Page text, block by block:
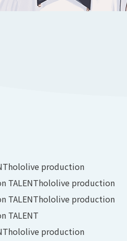
hololive production
TALENThololive production
TALENThololive production
TALENT
hololive production